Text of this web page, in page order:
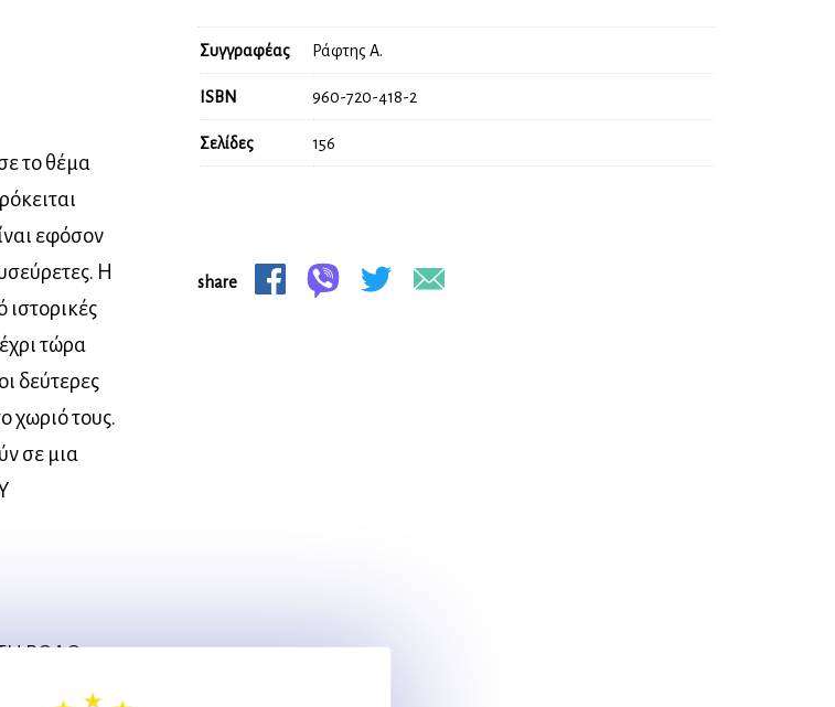
Συγγραφέας Ράφτης Α.
ISBN 960-720-418-2
Σελίδες 156
share
το θέμα
εφόσον
Η
τώρα
δεύτερες
χωριό τους.
σε μια
ΡΟΔΟ